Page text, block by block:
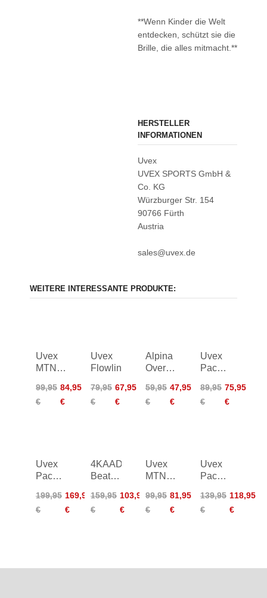
**Wenn Kinder die Welt
entdecken, schützt sie die
Brille, die alles mitmacht.**
HERSTELLER
INFORMATIONEN
Uvex
UVEX SPORTS GmbH &
Co. KG
Würzburger Str. 154
90766 Fürth
Austria
sales@uvex.de
WEITERE INTERESSANTE PRODUKTE:
Uvex
MTN
99,95
€
84,95
€
Uvex
Flowline
79,95
€
67,95
€
Alpina
Overview
59,95
€
47,95
€
Uvex
Pace
Small
89,95
€
75,95
€
Uvex
Pace
Small
V
199,95
€
169,95
€
4KAAD
Beat
Photocromic
159,95
€
103,95
€
Uvex
MTN
99,95
€
81,95
€
Uvex
Pace
Small
CV
139,95
€
118,95
€